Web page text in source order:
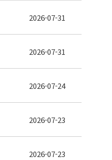
2026-07-31
2026-07-31
2026-07-24
2026-07-23
2026-07-23